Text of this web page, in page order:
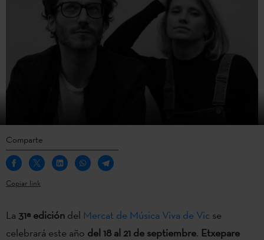
Comparte
Copiar link
La 31ª edición del Mercat de Música Viva de Vic se
celebrará este año del 18 al 21 de septiembre. Etxepare